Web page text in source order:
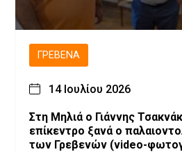
ΓΡΕΒΕΝΆ
14 Ιουλίου 2026
Στη Μηλιά ο Γιάννης
επίκεντρο ξανά ο
των Γρεβενών (video-